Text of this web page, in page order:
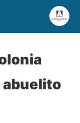
abuelito